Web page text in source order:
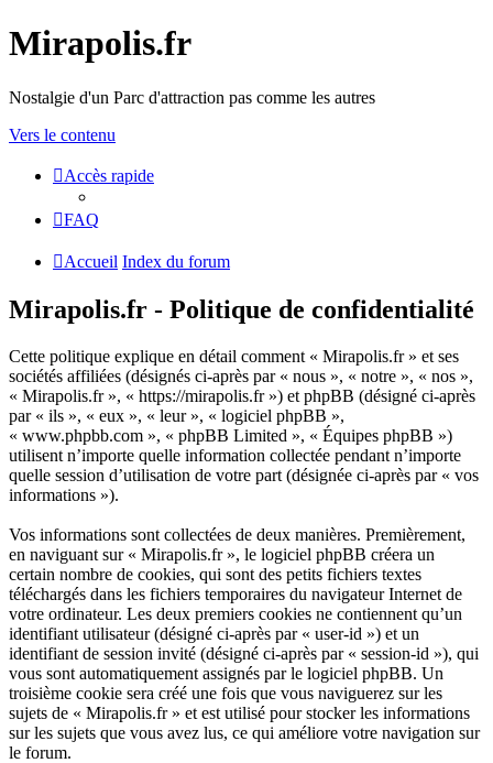
Mirapolis.fr
Nostalgie d'un Parc d'attraction pas comme les autres
Vers le contenu
Accès rapide
FAQ
Accueil Index du forum
Mirapolis.fr - Politique de confidentialité
Cette politique explique en détail comment « Mirapolis.fr » et ses
sociétés affiliées (désignés ci-après par « nous », « notre », « nos »,
« Mirapolis.fr », « https://mirapolis.fr ») et phpBB (désigné ci-après
par « ils », « eux », « leur », « logiciel phpBB »,
« www.phpbb.com », « phpBB Limited », « Équipes phpBB »)
utilisent n’importe quelle information collectée pendant n’importe
quelle session d’utilisation de votre part (désignée ci-après par « vos
informations »).
Vos informations sont collectées de deux manières. Premièrement,
en naviguant sur « Mirapolis.fr », le logiciel phpBB créera un
certain nombre de cookies, qui sont des petits fichiers textes
téléchargés dans les fichiers temporaires du navigateur Internet de
votre ordinateur. Les deux premiers cookies ne contiennent qu’un
identifiant utilisateur (désigné ci-après par « user-id ») et un
identifiant de session invité (désigné ci-après par « session-id »), qui
vous sont automatiquement assignés par le logiciel phpBB. Un
troisième cookie sera créé une fois que vous naviguerez sur les
sujets de « Mirapolis.fr » et est utilisé pour stocker les informations
sur les sujets que vous avez lus, ce qui améliore votre navigation sur
le forum.